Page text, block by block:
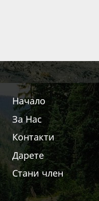
Начало
За Нас
Контакти
Дарете
Стани член